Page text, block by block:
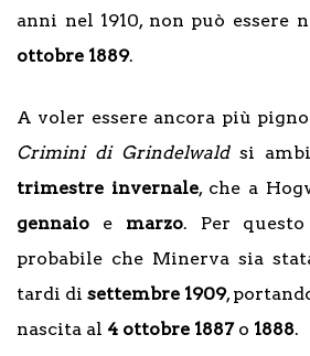
anni nel 1910, non può essere
ottobre 1889.
A voler essere ancora più
Crimini di Grindelwaldsi
trimestre invernale, che a
gennaio e marzo. Per
probabile che Minerva sia
tardi di settembre 1909,
nascita al 4 ottobre 1887o 1888.